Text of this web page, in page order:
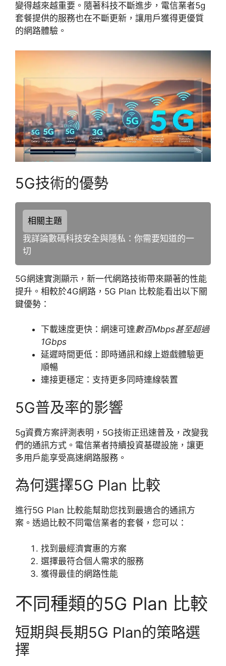
變得越來越重要。隨著科技不斷進步，電信業者5g
套餐提供的服務也在不斷更新，讓用戶獲得更優質
的網路體驗。
5G技術的優勢
相關主題
我詳論數碼科技安全與隱私：你需要知道的一
切
5G網速實測顯示，新一代網路技術帶來顯著的性能
提升。相較於4G網路，5G Plan 比較能看出以下關
鍵優勢：
下載速度更快：網速可達數百Mbps甚至超過
1Gbps
延遲時間更低：即時通訊和線上遊戲體驗更
順暢
連接更穩定：支持更多同時連線裝置
5G普及率的影響
5g資費方案評測表明，5G技術正迅速普及，改變我
們的通訊方式。電信業者持續投資基礎設施，讓更
多用戶能享受高速網路服務。
為何選擇5G Plan 比較
進行5G Plan 比較能幫助您找到最適合的通訊方
案。透過比較不同電信業者的套餐，您可以：
找到最經濟實惠的方案
選擇最符合個人需求的服務
獲得最佳的網路性能
不同種類的5G Plan 比較
短期與長期5G Plan的策略選
擇